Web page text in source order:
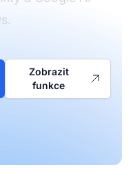
Zobrazit
funkce